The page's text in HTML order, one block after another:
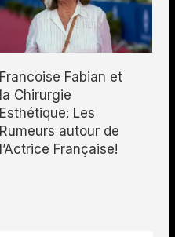
Francoise Fabian et
la Chirurgie
Esthétique: Les
Rumeurs autour de
l’Actrice Française!